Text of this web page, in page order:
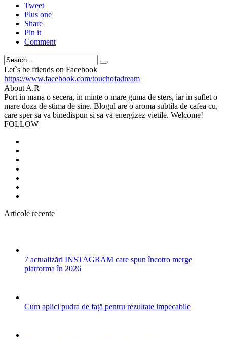
Tweet
Plus one
Share
Pin it
Comment
Search
Let`s be friends on Facebook
https://www.facebook.com/touchofadream
About A.R
Port in mana o secera, in minte o mare guma de sters, iar in suflet o
mare doza de stima de sine. Blogul are o aroma subtila de cafea cu,
care sper sa va binedispun si sa va energizez vietile. Welcome!
FOLLOW
Articole recente
7 actualizări INSTAGRAM care spun încotro merge
platforma în 2026
Cum aplici pudra de față pentru rezultate impecabile